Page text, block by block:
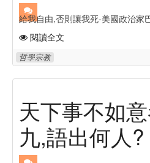
給我自由,否則讓我死-美國政治家
閱讀全文
哲學宗教
天下事不如
九,語出何人?